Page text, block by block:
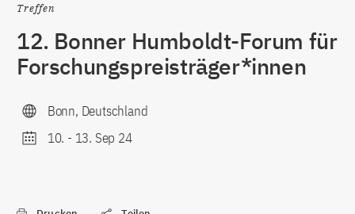
Treffen
12. Bonner Humboldt-Forum für
Forschungspreisträger*innen
Bonn, Deutschland
10. - 13. Sep 24